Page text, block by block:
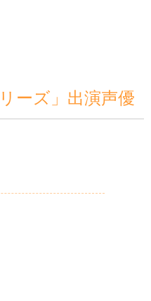
ーズ」出演声優